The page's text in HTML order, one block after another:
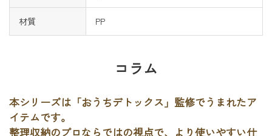
材質 PP
コラム
本シリーズは「おうちデトックス」監修でうまれたア
イテムです。
整理収納のプロならではの視点で、より使いやすい仕